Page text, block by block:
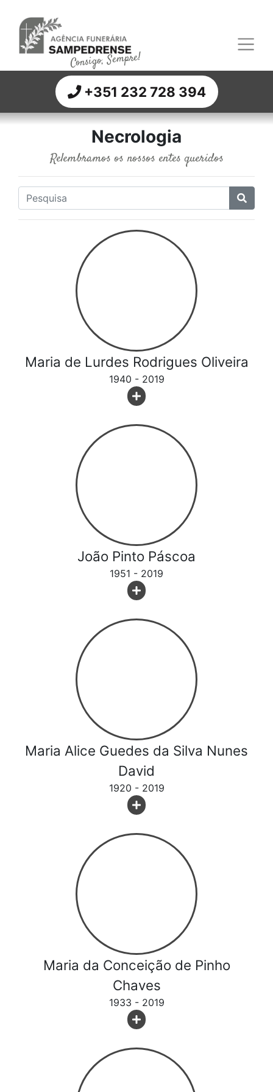
Consigo, Sempre!
+351 232 728 394
Necrologia
Relembramos os nossos entes queridos
Maria de Lurdes Rodrigues Oliveira
1940 - 2019
João Pinto Páscoa
1951 - 2019
Maria Alice Guedes da Silva Nunes
David
1920 - 2019
Maria da Conceição de Pinho
Chaves
1933 - 2019